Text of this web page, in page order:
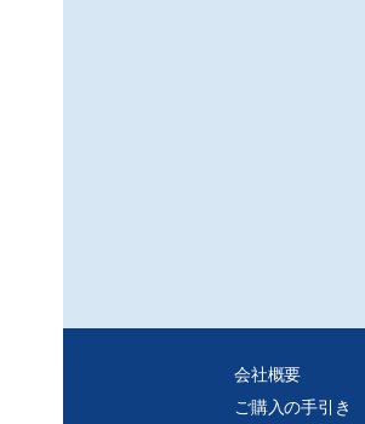
会社概要
ご購入の手引き